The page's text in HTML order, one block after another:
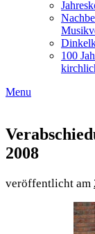
100
Menu
2008